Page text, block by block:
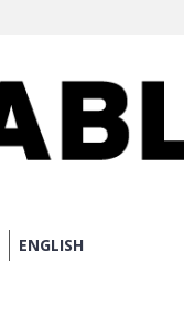
ENGLISH